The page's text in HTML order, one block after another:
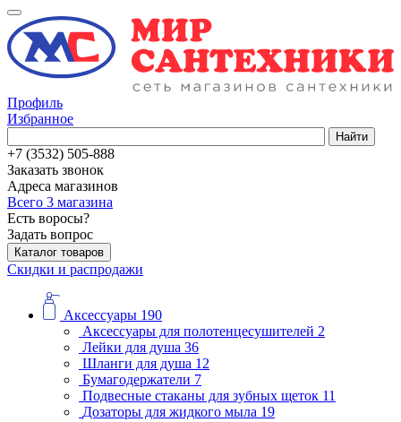
Профиль
Избранное
Найти
+7 (3532) 505-888
Заказать звонок
Адреса магазинов
Всего 3 магазина
Есть воросы?
Задать вопрос
Каталог товаров
Скидки и распродажи
Аксессуары 190
Аксессуары для полотенцесушителей 2
Лейки для душа 36
Шланги для душа 12
Бумагодержатели 7
Подвесные стаканы для зубных щеток 11
Дозаторы для жидкого мыла 19